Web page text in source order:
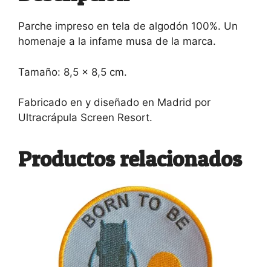
Parche impreso en tela de algodón 100%. Un
homenaje a la infame musa de la marca.
Tamaño: 8,5 x 8,5 cm.
Fabricado en y diseñado en Madrid por
Ultracrápula Screen Resort.
Productos relacionados